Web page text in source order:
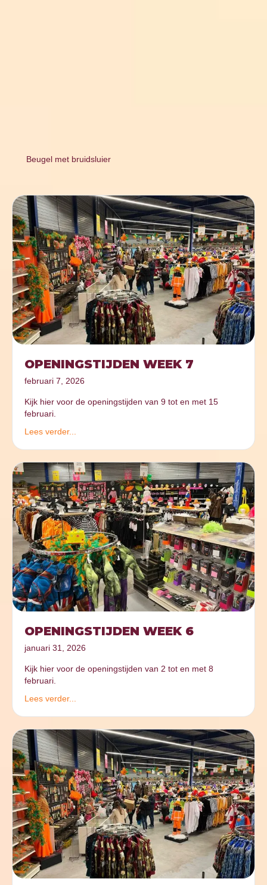
Beugel met bruidsluier
OPENINGSTIJDEN WEEK 7
februari 7, 2026
Kijk hier voor de openingstijden van 9 tot en met 15
februari.
Lees verder...
OPENINGSTIJDEN WEEK 6
januari 31, 2026
Kijk hier voor de openingstijden van 2 tot en met 8
februari.
Lees verder...